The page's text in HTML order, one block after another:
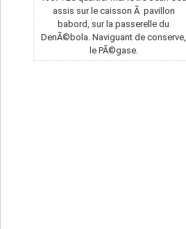
assis sur le caisson Ã pavillon
babord, sur la passerelle du
DenÃ©bola. Naviguant de conserve,
le PÃ©gase.